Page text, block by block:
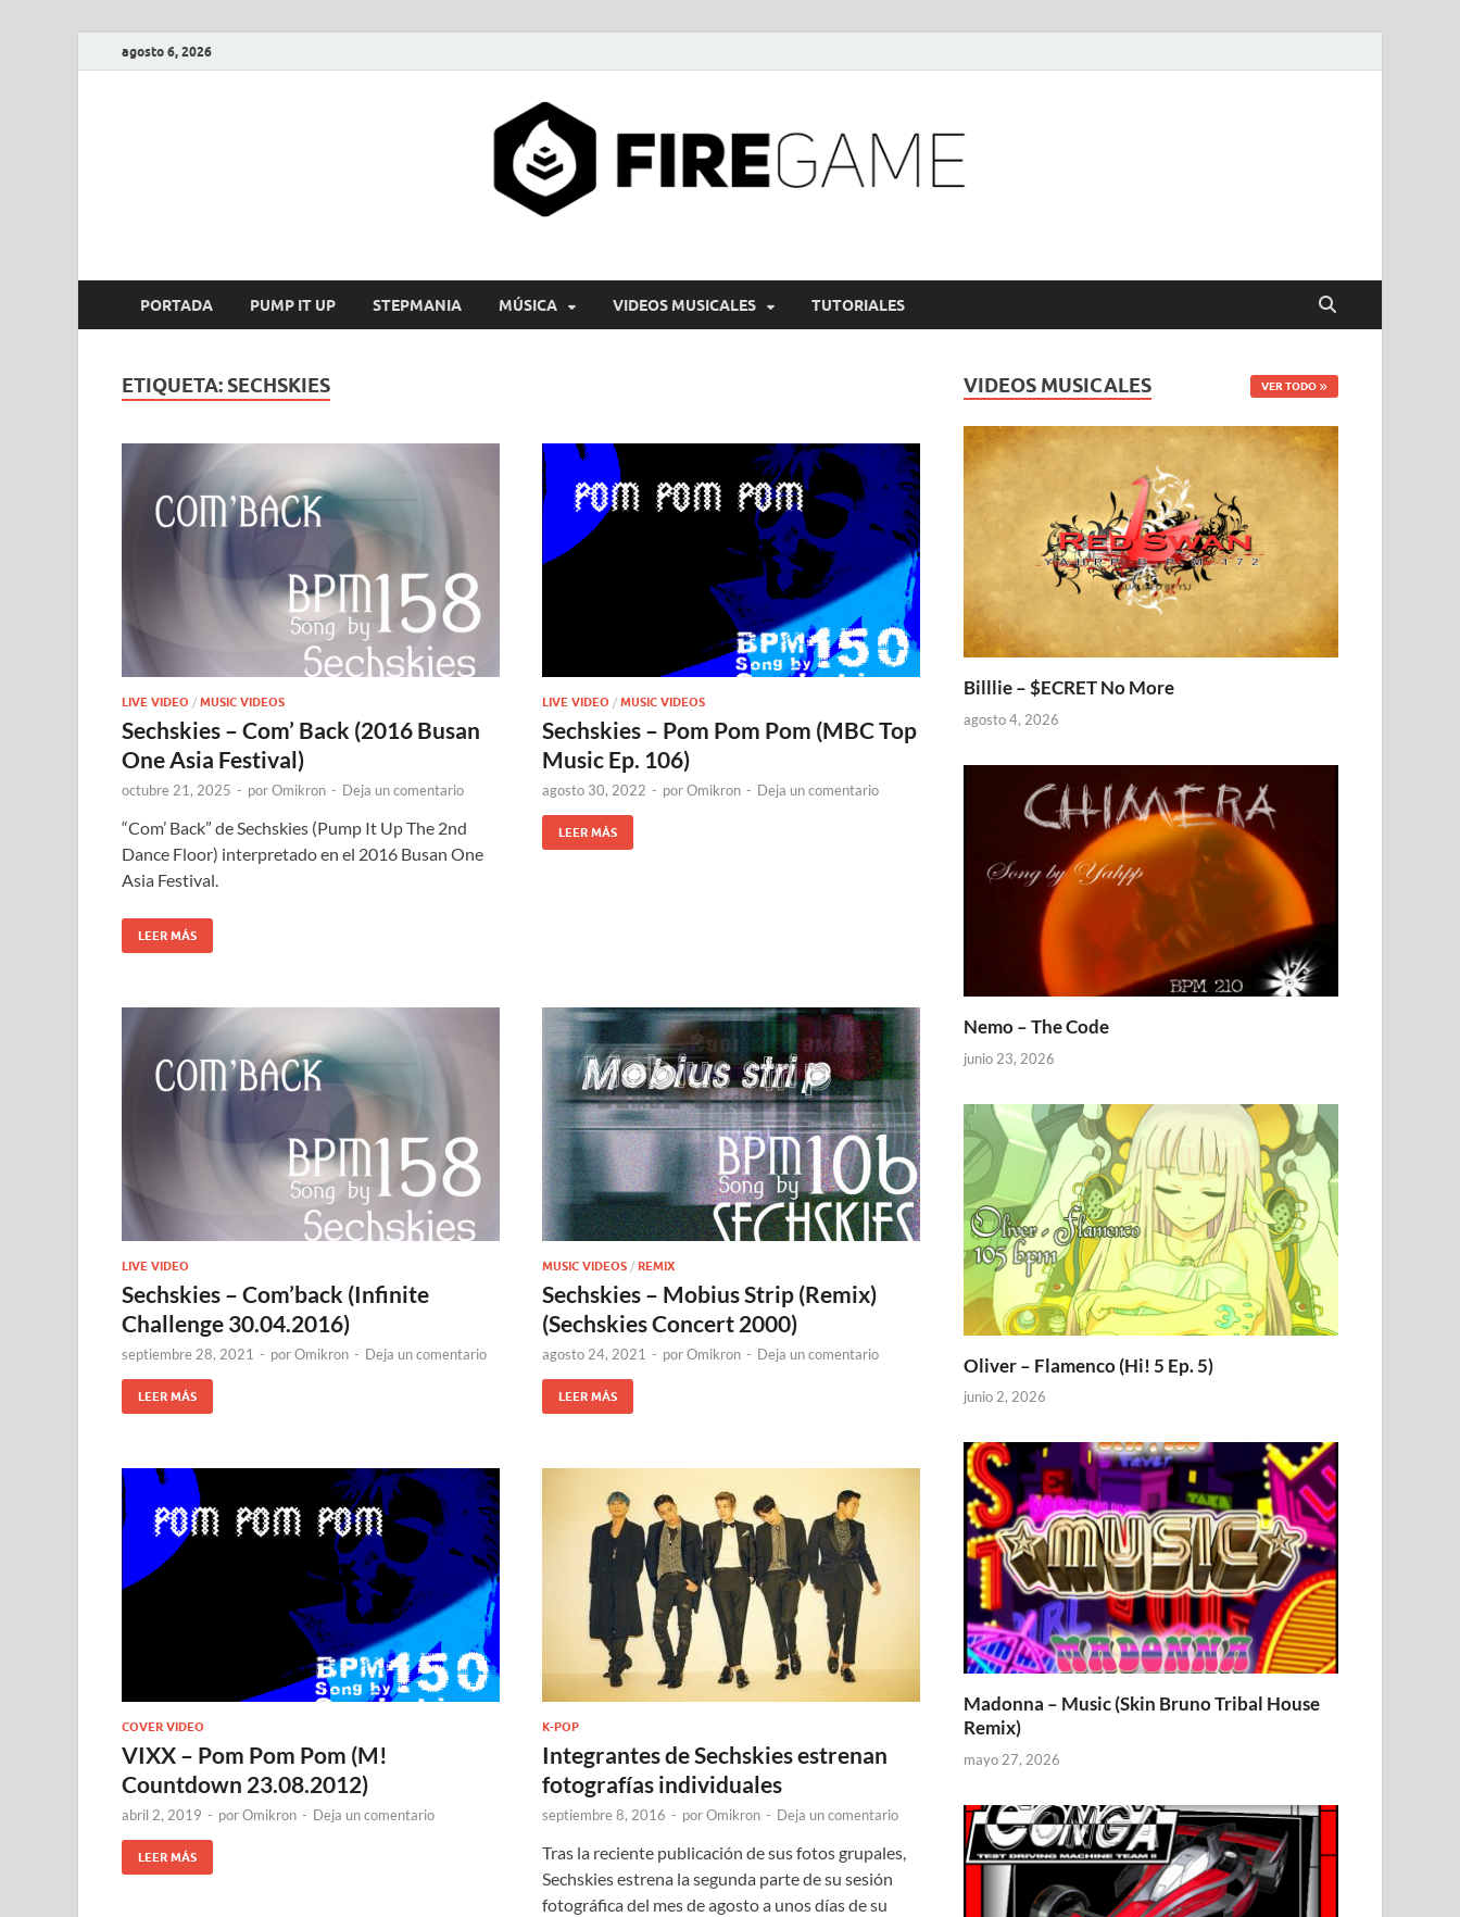
agosto 6, 2026
FIRE GAME
PORTADA PUMP IT UP STEPMANIA MÚSICA VIDEOS MUSICALES TUTORIALES
ETIQUETA: SECHSKIES
LIVE VIDEO / MUSIC VIDEOS
Sechskies – Com’ Back (2016 Busan
One Asia Festival)
octubre 21, 2025 - porOmikron - Deja un comentario
“Com’ Back” de Sechskies (Pump It Up The 2nd
Dance Floor) interpretado en el 2016 Busan One
Asia Festival.
LEER MÁS
LIVE VIDEO / MUSIC VIDEOS
Sechskies – Pom Pom Pom (MBC Top
Music Ep. 106)
agosto 30, 2022 - porOmikron - Deja un comentario
LEER MÁS
LIVE VIDEO
Sechskies – Com’back (Infinite
Challenge 30.04.2016)
septiembre 28, 2021 - porOmikron - Deja un comentario
LEER MÁS
MUSIC VIDEOS / REMIX
Sechskies – Mobius Strip (Remix)
(Sechskies Concert 2000)
agosto 24, 2021 - porOmikron - Deja un comentario
LEER MÁS
COVER VIDEO
VIXX – Pom Pom Pom (M!
Countdown 23.08.2012)
abril 2, 2019 - porOmikron - Deja un comentario
LEER MÁS
K-POP
Integrantes de Sechskies estrenan
fotografías individuales
septiembre 8, 2016 - porOmikron - Deja un comentario
Tras la reciente publicación de sus fotos grupales,
Sechskies estrena la segunda parte de su sesión
fotográfica del mes de agosto a unos días de su
VIDEOS MUSICALES VER TODO
Billlie – $ECRET No More
agosto 4, 2026
Nemo – The Code
junio 23, 2026
Oliver – Flamenco (Hi! 5 Ep. 5)
junio 2, 2026
Madonna – Music (Skin Bruno Tribal House
Remix)
mayo 27, 2026